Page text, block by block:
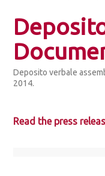
Deposito verbale
2014.
Read the press